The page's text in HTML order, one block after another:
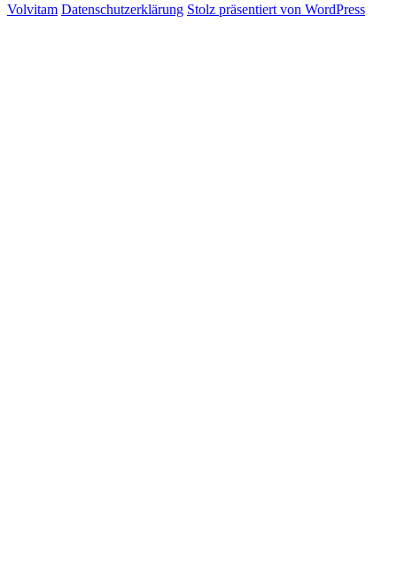
Volvitam Datenschutzerklärung Stolz präsentiert von WordPress